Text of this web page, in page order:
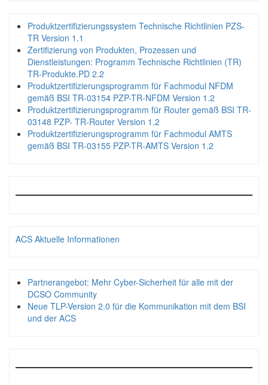
Produktzertifizierungssystem Technische Richtlinien PZS-
TR Version 1.1
Zertifizierung von Produkten, Prozessen und
Dienstleistungen: Programm Technische Richtlinien (TR)
TR-Produkte.PD 2.2
Produktzertifizierungsprogramm für Fachmodul NFDM
gemäß BSI TR-03154 PZP-TR-NFDM Version 1.2
Produktzertifizierungsprogramm für Router gemäß BSI TR-
03148 PZP- TR-Router Version 1.2
Produktzertifizierungsprogramm für Fachmodul AMTS
gemäß BSI TR-03155 PZP-TR-AMTS Version 1.2
ACS Aktuelle Informationen
Partnerangebot: Mehr Cyber-Sicherheit für alle mit der
DCSO Community
Neue TLP-Version 2.0 für die Kommunikation mit dem BSI
und der ACS